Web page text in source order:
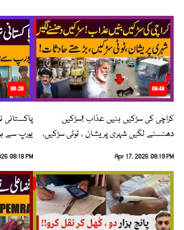
08:48
کراچی کی سڑکیں بنیں عذاب !سڑکیں
دھنسنے لگیں شہری پریشان ، ٹوٹی سڑکیں،
Apr 17, 2026 08:19 PM
06:28
پاکستانی
یورپ سے
08:18 PM